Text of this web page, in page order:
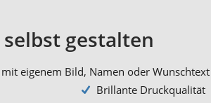
gestalten
eigenem Bild, Namen oder
Brillante Druckqualität